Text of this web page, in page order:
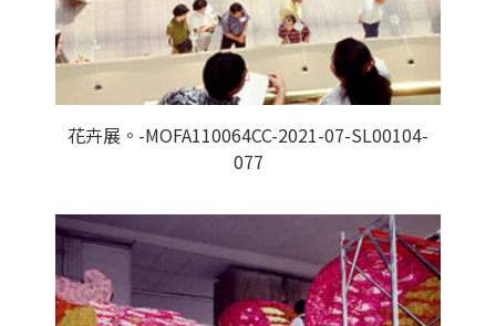
花卉展。-MOFA110064CC-2021-07-SL00104-
077